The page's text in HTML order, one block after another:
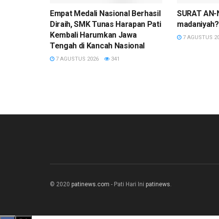
Empat Medali Nasional Berhasil
Diraih, SMK Tunas Harapan Pati
Kembali Harumkan Jawa
Tengah di Kancah Nasional
7 AGUSTUS 2026 341
SURAT
madaniyah?
7 AGUSTUS
© 2020 patinews.com - Pati Hari Ini patinews.